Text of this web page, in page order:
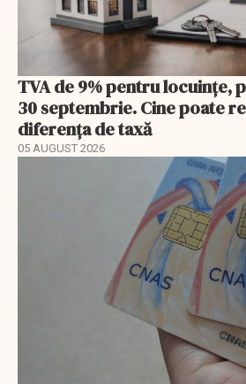
TVA de 9% pentru locuințe,
30 septembrie. Cine poate
diferența de taxă
05 AUGUST 2026